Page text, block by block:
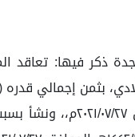
ذكر فيها: تعاقد
مئة وواحد ريال سعودي لم يسدد منه شيء، وقد نفذت